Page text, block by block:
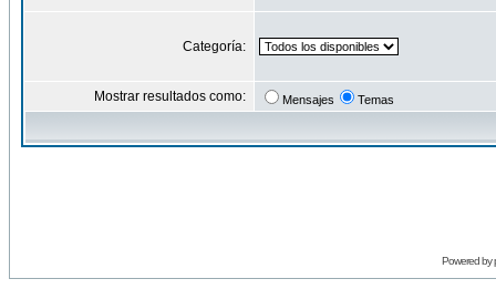
Categoría:
Mostrar resultados como: Mensajes Temas
Powered by